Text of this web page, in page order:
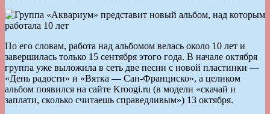
По его словам, работа над альбомом велась около 10 лет и
завершилась только 15 сентября этого года. В начале октября
группа уже выложила в сеть две песни с новой пластинки —
«День радости» и «Вятка — Сан-Франциско», а целиком
альбом появился на сайте Kroogi.ru (в модели «скачай и
заплати, сколько считаешь справедливым») 13 октября.